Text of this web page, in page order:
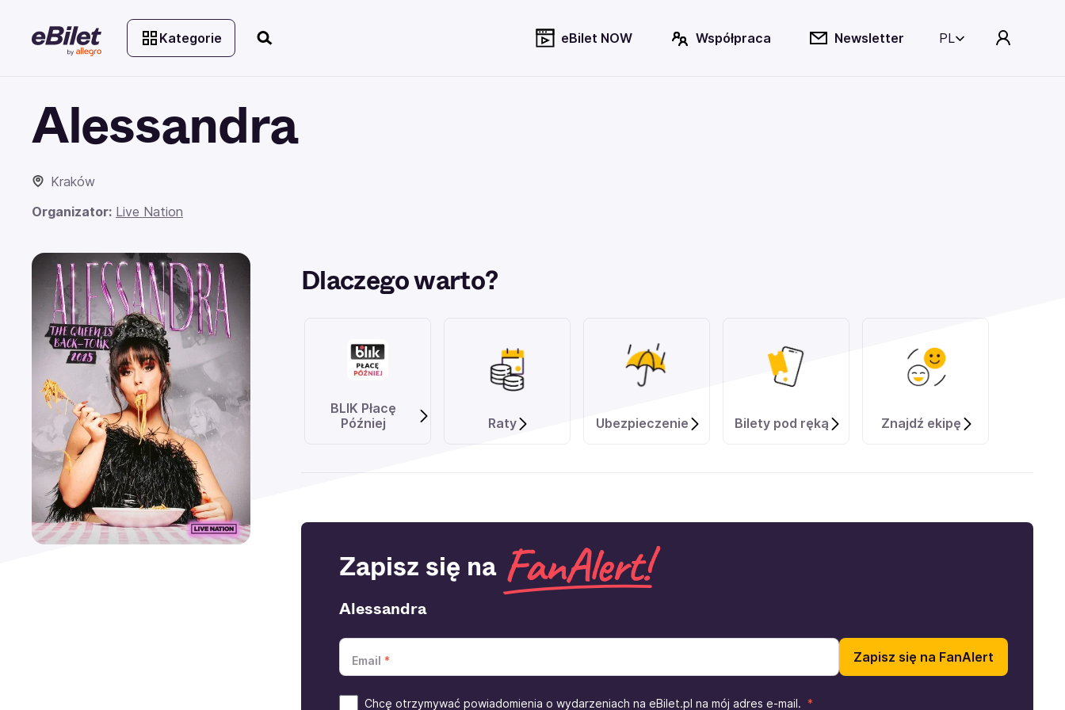
Kategorie eBilet NOW Współpraca Newsletter PL
Alessandra
Kraków
Organizator: Live Nation
Dlaczego warto?
BLIK Płacę
Później
Raty Ubezpieczenie Bilety pod ręką Znajdź ekipę
Zapisz się na
Alessandra
Email Zapisz się na FanAlert
Chcę otrzymywać powiadomienia o wydarzeniach na eBilet.pl na mój adres e-mail.